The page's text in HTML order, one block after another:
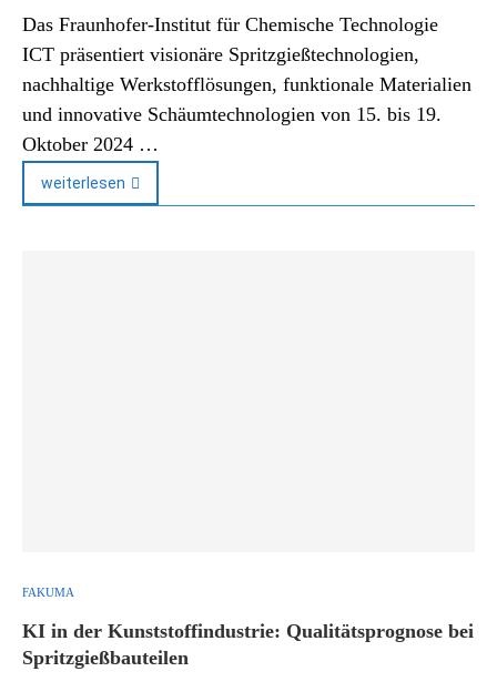
Das Fraunhofer-Institut für Chemische Technologie
ICT präsentiert visionäre Spritzgießtechnologien,
nachhaltige Werkstofflösungen, funktionale Materialien
und innovative Schäumtechnologien von 15. bis 19.
Oktober 2024 …
weiterlesen
FAKUMA
KI in der Kunststoffindustrie: Qualitätsprognose bei
Spritzgießbauteilen